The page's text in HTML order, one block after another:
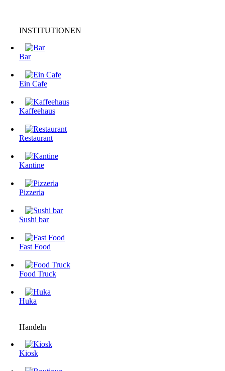
INSTITUTIONEN
Bar
Ein Cafe
Kaffeehaus
Restaurant
Kantine
Pizzeria
Sushi bar
Fast Food
Food Truck
Huka
Handeln
Kiosk